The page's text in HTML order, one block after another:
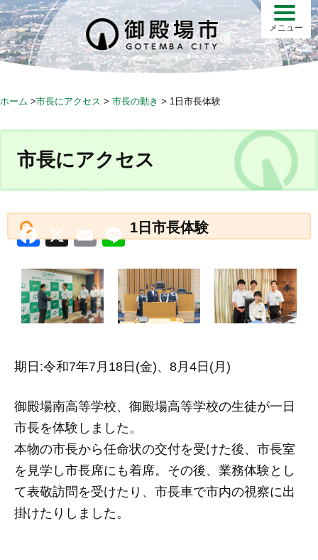
Skip
to
content
メニュー
ホーム >市長にアクセス > 市長の動き > 1日市長体験
市長にアクセス
1日市長体験
F
c
e
b
o
k
X E
ail
Li
e
期日:令和7年7月18日(金)、8月4日(月)
御殿場南高等学校、御殿場高等学校の生徒が一日
市長を体験しました。
本物の市長から任命状の交付を受けた後、市長室
を見学し市長席にも着席。その後、業務体験とし
て表敬訪問を受けたり、市長車で市内の視察に出
掛けたりしました。